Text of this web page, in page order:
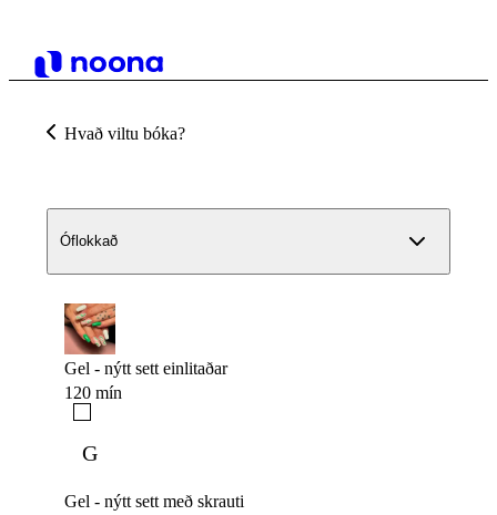
Hvað viltu bóka?
Óflokkað
Gel - nýtt sett einlitaðar
120 mín
G
Gel - nýtt sett með skrauti